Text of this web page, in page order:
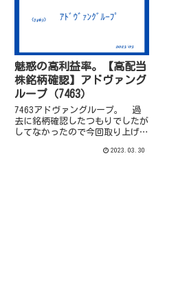
魅惑の高利益率。【高配当
株銘柄確認】アドヴァング
ループ（7463）
7463アドヴァングループ。 過
去に銘柄確認したつもりでしたが
してなかったので今回取り上げま
2023.03.30